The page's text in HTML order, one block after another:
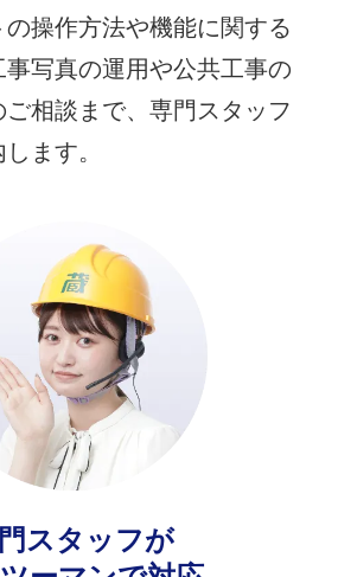
操作方法や機能に関する
事写真の運用や公共工事の
相談まで、専門スタッフ
ます。
スタッフが